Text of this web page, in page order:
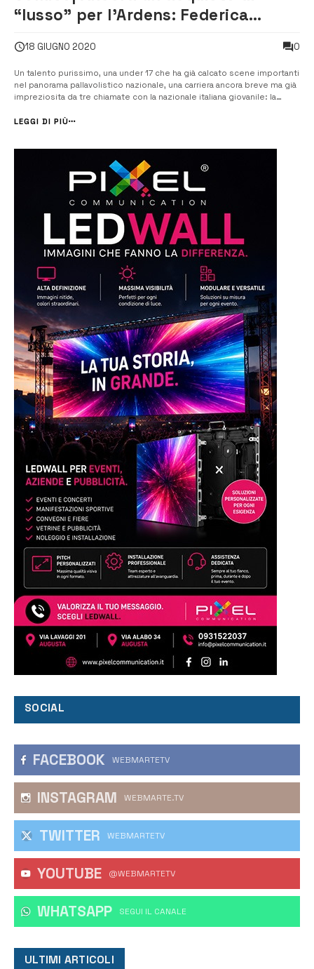
“lusso” per l’Ardens: Federica
18 GIUGNO 2020 0
Un talento purissimo, una under 17 che ha già calcato scene importanti
nel panorama pallavolistico nazionale, una carriera ancora breve ma già
impreziosita da tre chiamate con la nazionale italiana giovanile: la
dell’Ardens Comiso nel prossimo campionato nazionale di B2. [/] La
LEGGI DI PIÙ
SOCIAL
FACEBOOK WEBMARTETV
INSTAGRAM WEBMARTE.TV
TWITTER WEBMARTETV
YOUTUBE @WEBMARTETV
WHATSAPP ‎SEGUI IL CANALE
ULTIMI ARTICOLI